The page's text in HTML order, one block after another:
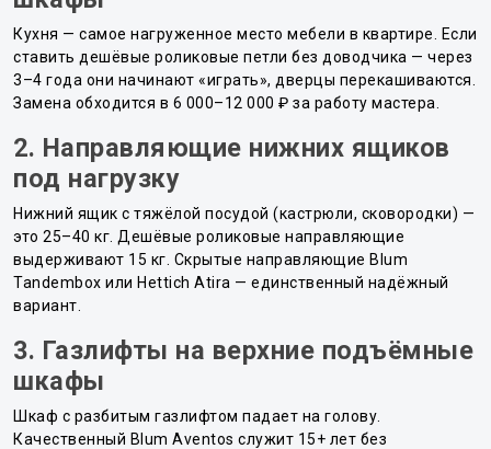
Кухня — самое нагруженное место мебели в квартире. Если
ставить дешёвые роликовые петли без доводчика — через
3–4 года они начинают «играть», дверцы перекашиваются.
Замена обходится в 6 000–12 000 ₽ за работу мастера.
2. Направляющие нижних ящиков
под нагрузку
Нижний ящик с тяжёлой посудой (кастрюли, сковородки) —
это 25–40 кг. Дешёвые роликовые направляющие
выдерживают 15 кг. Скрытые направляющие Blum
Tandembox или Hettich Atira — единственный надёжный
вариант.
3. Газлифты на верхние подъёмные
шкафы
Шкаф с разбитым газлифтом падает на голову.
Качественный Blum Aventos служит 15+ лет без